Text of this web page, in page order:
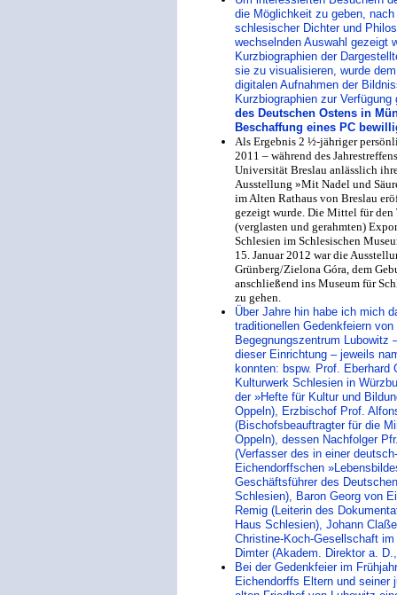
die Möglichkeit zu geben,
schlesischer Dichter und
wechselnden Auswahl gezeigt
Kurzbiographien der
sie zu visualisieren, wurde
digitalen Aufnahmen der
Kurzbiographien zur
des Deutschen Ostens in
Beschaffung eines PC
Als Ergebnis 2 ½-jähriger
2011 – während des
Universität Breslau anlässlich
Ausstellung »Mit Nadel und
im Alten Rathaus von Breslau
gezeigt wurde. Die Mittel für den
(verglasten und gerahmten)
Schlesien im Schlesischen
15. Januar 2012 war die
Grünberg/Zielona Góra, dem
anschließend ins Museum für
zu gehen.
Über Jahre hin habe ich mich
traditionellen Gedenkfeiern
Begegnungszentrum Lubowitz
dieser Einrichtung – jeweils
konnten: bspw. Prof.
Kulturwerk Schlesien in
der »Hefte für Kultur und
Oppeln), Erzbischof Prof.
(Bischofsbeauftragter für die
Oppeln), dessen Nachfolger
(Verfasser des in einer
Eichendorffschen
Geschäftsführer des
Schlesien), Baron Georg von
Remig (Leiterin des
Haus Schlesien), Johann
Christine-Koch-Gesellschaft
Dimter (Akadem. Direktor a.
Bei der Gedenkfeier im
Eichendorffs Eltern und seiner